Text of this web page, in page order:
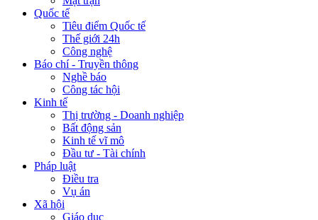
Quốc tế
Tiêu điểm Quốc tế
Thế giới 24h
Công nghệ
Báo chí - Truyền thông
Nghề báo
Công tác hội
Kinh tế
Thị trường - Doanh nghiệp
Bất động sản
Kinh tế vĩ mô
Đầu tư - Tài chính
Pháp luật
Điều tra
Vụ án
Xã hội
Giáo dục